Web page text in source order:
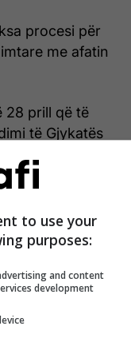
procesi për
me afatin
28 prill që të
të Gjykatës
cilat duhet të
vendimtare
dy
to use your
purposes:
and content
development